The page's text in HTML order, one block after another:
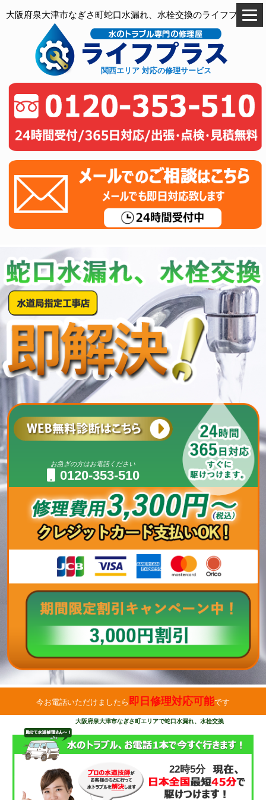
大阪府泉大津市なぎさ町蛇口水漏れ、水栓交換のライフプラス
関西エリア 対応の修理サービス
お急ぎの方はお電話ください
0120-353-510
今お電話いただけましたら 即日修理対応可能です
大阪府泉大津市なぎさ町エリアで蛇口水漏れ、水栓交換
22時5分